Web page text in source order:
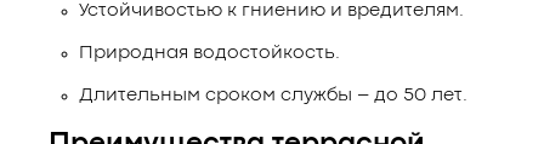
Устойчивостью к гниению и вредителям.
Природная водостойкость.
Длительным сроком службы – до 50 лет.